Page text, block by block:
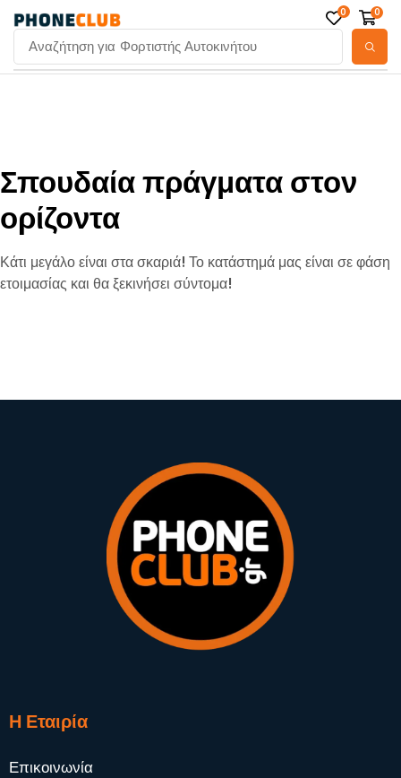
Αναζήτηση για Φορτιστής Αυτοκινήτου
0 0
Σπουδαία πράγματα στον
ορίζοντα
Κάτι μεγάλο είναι στα σκαριά! Το κατάστημά μας είναι σε φάση
ετοιμασίας και θα ξεκινήσει σύντομα!
Η Εταιρία
Επικοινωνία